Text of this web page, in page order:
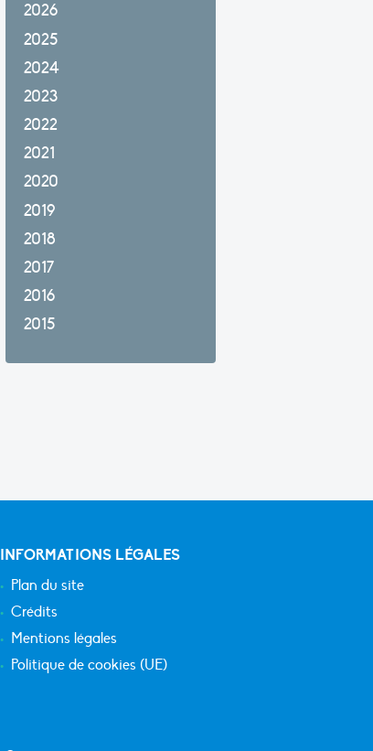
2026
2025
2024
2023
2022
2021
2020
2019
2018
2017
2016
2015
INFORMATIONS LÉGALES
Plan du site
Crédits
Mentions légales
Politique de cookies (UE)